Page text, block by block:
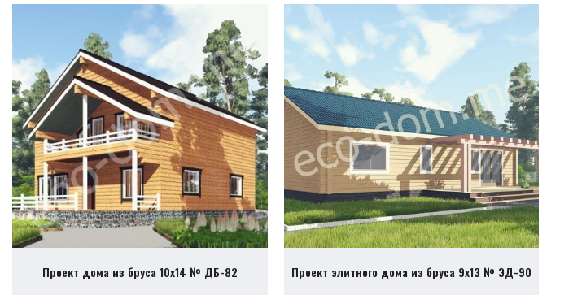
Проект дома из бруса 10х14 № ДБ-82
Проект элитного дома из бруса 9х13 № ЭД-90